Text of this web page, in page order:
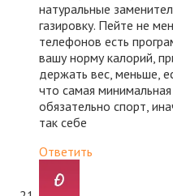
натуральные
газировку. Пейте не
телефонов есть
вашу норму калорий,
держать вес, меньше,
что самая
обязательно спорт,
так себе
Ответить